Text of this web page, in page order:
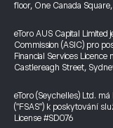
floor, One Canada
eToro AUS Capital
Commission (ASIC) pro
Financial Services
Castlereagh Street,
eToro (Seychelles) Ltd.
("FSAS") k poskytování
License #SD076